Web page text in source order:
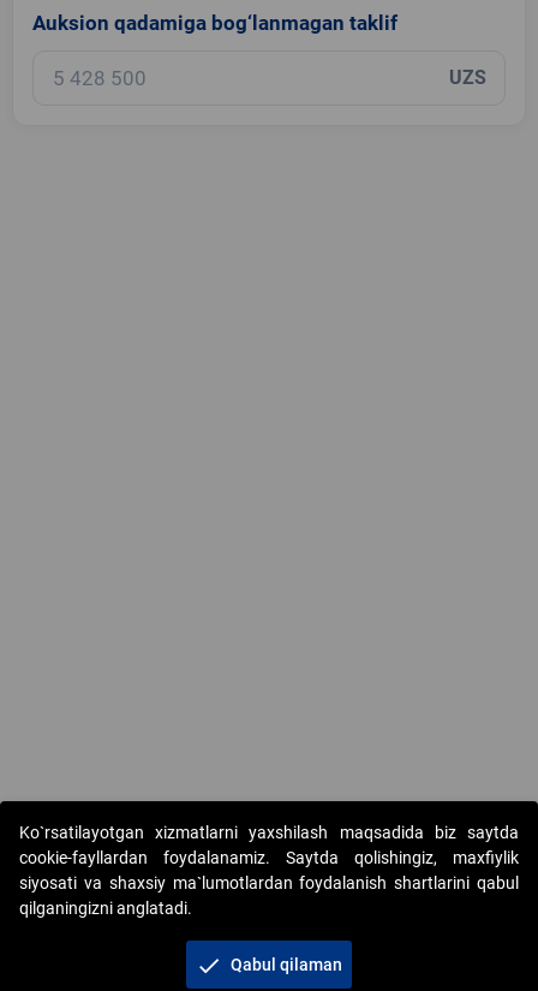
Auksion qadamiga bog‘lanmagan taklif
UZS
Copyright © 2017-2026. "Elektron onlayn-auksionlarni
tashkil etish" AJ. Barcha huquqlar himoyalangan
Ko`rsatilayotgan xizmatlarni yaxshilash maqsadida biz saytda
cookie-fayllardan foydalanamiz. Saytda qolishingiz, maxfiylik
siyosati va shaxsiy ma`lumotlardan foydalanish shartlarini qabul
qilganingizni anglatadi.
check Qabul qilaman